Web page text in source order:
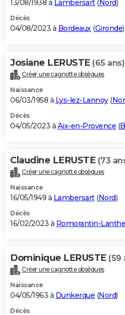
13/08/1938 à Lambersart( Nord)
Décès
04/08/2023 à Bordeaux(Gironde)
Josiane LERUSTE (65 ans)
Créer une cagnotte obsèques
Naissance
06/03/1958 à Lys-lez-Lannoy(
Décès
04/05/2023 à Aix-en-Provence (
Claudine LERUSTE (73
Créer une cagnotte obsèques
Naissance
16/05/1949 à Lambersart(Nord)
Décès
16/02/2023 à Romorantin-
Dominique LERUSTE (59
Créer une cagnotte obsèques
Naissance
04/05/1963 à Dunkerque (Nord)
Décès